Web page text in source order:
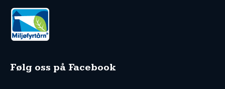
Følg oss på Facebook